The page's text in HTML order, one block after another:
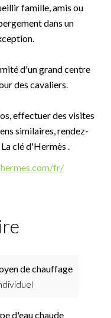
famille, amis ou
dans un
d'un grand centre
des cavaliers.
effectuer des visites
similaires, rendez-
clé d'Hermès .
fr/
de chauffage
d'eau chaude